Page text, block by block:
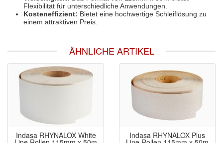
Flexibilität für unterschiedliche Anwendungen.
Kosteneffizient: Bietet eine hochwertige Schleiflösung zu
einem attraktiven Preis.
ÄHNLICHE ARTIKEL
Indasa RHYNALOX White Indasa RHYNALOX Plus